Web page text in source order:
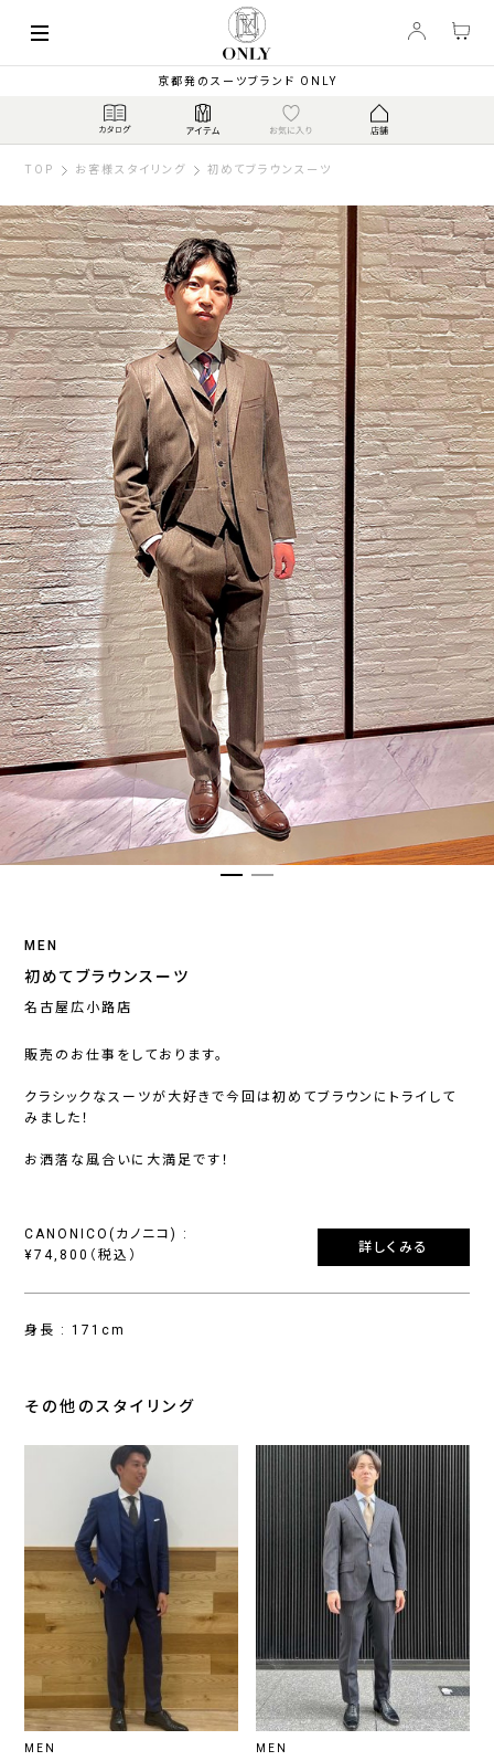
京都発のスーツブランド ONLY
TOP お客様スタイリング 初めてブラウンスーツ
MEN
初めてブラウンスーツ
名古屋広小路店
販売のお仕事をしております。
クラシックなスーツが大好きで今回は初めてブラウンにトライして
みました！
お洒落な風合いに大満足です！
CANONICO(カノニコ) :
¥74,800（税込）
詳しくみる
身長 : 171cm
その他のスタイリング
MEN MEN